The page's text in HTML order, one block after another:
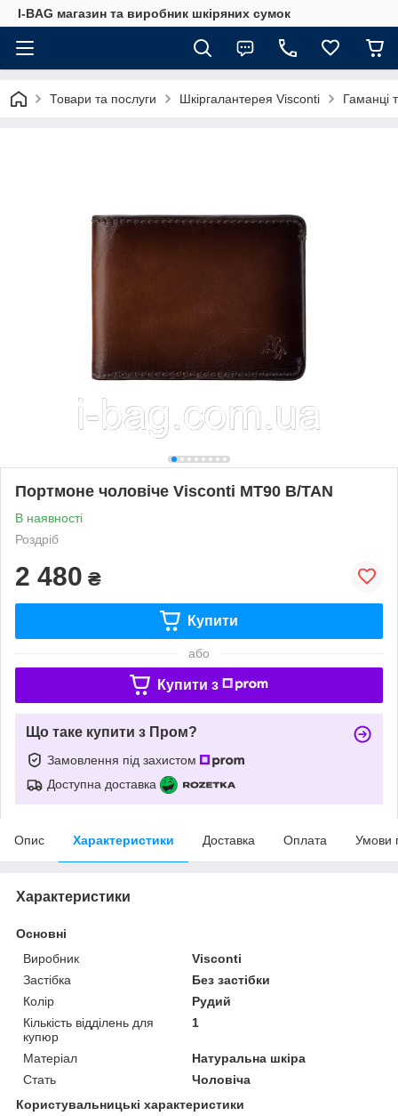
I-BAG магазин та виробник шкіряних сумок
Товари та послуги Шкіргалантерея Visconti Гаманці
Портмоне чоловіче Visconti MT90 B/TAN
В наявності
Роздріб
2 480 ₴
Купити
або
Купити з
Що таке купити з Пром?
Замовлення під захистом
Доступна доставка
Опис Характеристики Доставка Оплата Умови
Характеристики
Основні
Виробник
Visconti
Застібка
Без застібки
Колір
Рудий
Кількість відділень для
купюр
1
Матеріал
Натуральна шкіра
Стать
Чоловіча
Користувальницькі характеристики